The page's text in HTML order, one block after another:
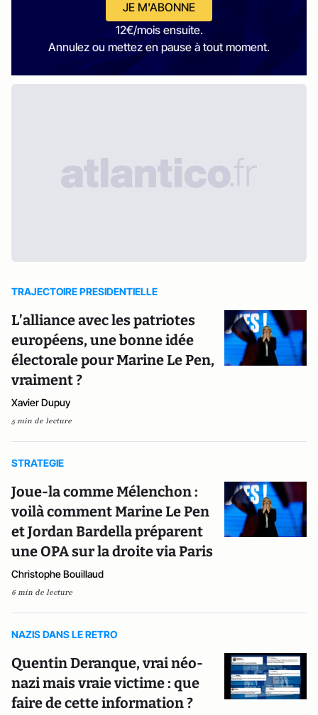
JE M'ABONNE
12€/mois ensuite.
Annulez ou mettez en pause à tout moment.
TRAJECTOIRE PRESIDENTIELLE
L’alliance avec les patriotes
européens, une bonne idée
électorale pour Marine Le Pen,
vraiment ?
Xavier Dupuy
5 min de lecture
STRATEGIE
Joue-la comme Mélenchon :
voilà comment Marine Le Pen
et Jordan Bardella préparent
une OPA sur la droite via Paris
Christophe Bouillaud
6 min de lecture
NAZIS DANS LE RETRO
Quentin Deranque, vrai néo-
nazi mais vraie victime : que
faire de cette information ?